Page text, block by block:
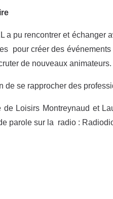
a pu rencontrer et échanger
pour créer des
de nouveaux animateurs.
de se rapprocher des
Loisirs Montreynaud et
parole sur la radio :